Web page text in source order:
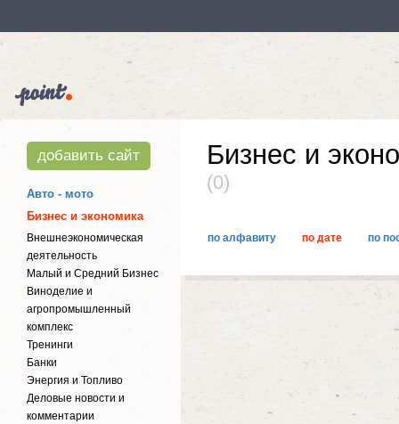
добавить сайт
Авто - мото
Бизнес и экономика
Внешнеэкономическая
деятельность
Малый и Средний Бизнес
Виноделие и
агропромышленный
комплекс
Тренинги
Банки
Энергия и Топливо
Деловые новости и
комментарии
Бизнес и
(0)
по алфавиту по дате по